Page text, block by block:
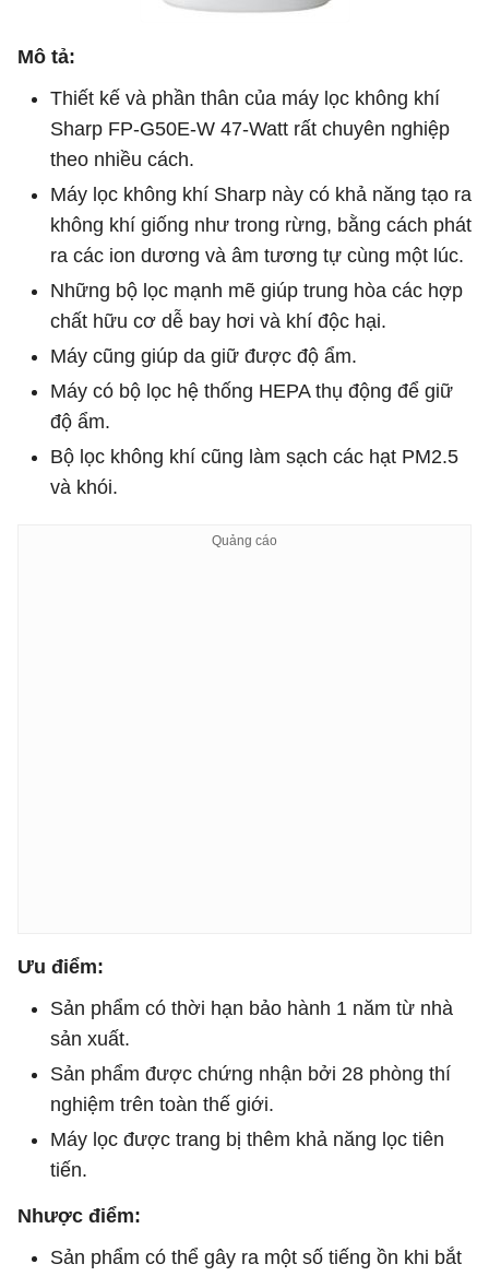
Mô tả:
Thiết kế và phần thân của máy lọc không khí
Sharp FP-G50E-W 47-Watt rất chuyên nghiệp
theo nhiều cách.
Máy lọc không khí Sharp này có khả năng tạo ra
không khí giống như trong rừng, bằng cách phát
ra các ion dương và âm tương tự cùng một lúc.
Những bộ lọc mạnh mẽ giúp trung hòa các hợp
chất hữu cơ dễ bay hơi và khí độc hại.
Máy cũng giúp da giữ được độ ẩm.
Máy có bộ lọc hệ thống HEPA thụ động để giữ
độ ẩm.
Bộ lọc không khí cũng làm sạch các hạt PM2.5
và khói.
Ưu điểm:
Sản phẩm có thời hạn bảo hành 1 năm từ nhà
sản xuất.
Sản phẩm được chứng nhận bởi 28 phòng thí
nghiệm trên toàn thế giới.
Máy lọc được trang bị thêm khả năng lọc tiên
tiến.
Nhược điểm:
Sản phẩm có thể gây ra một số tiếng ồn khi bắt